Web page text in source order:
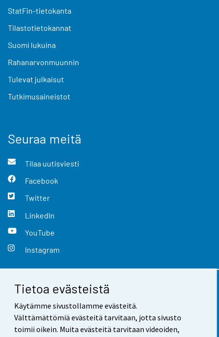
Tietoa evästeistä
Käytämme sivustollamme evästeitä.
Välttämättömiä evästeitä tarvitaan, jotta sivusto
toimii oikein. Muita evästeitä tarvitaan videoiden,
StatFin-tietokanta
Tilastotietokannat
Suomi lukuina
Rahanarvonmuunnin
Tulevat julkaisut
Tutkimusaineistot
Seuraa meitä
Tilaa uutisviesti
Facebook
Twitter
LinkedIn
YouTube
Instagram
Yhteystiedot
Palaute
Käyttöehdot